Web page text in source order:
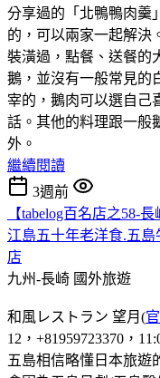
分享過的「北鴨鴨肉羹
的，可以兩家一起解決
裝潢過，點餐、送餐的
鵝，並沒有一般常見的
宰的，鵝肉可以選自己
話。其他的料理跟一般
外。
繼續閱讀
3週前
【tabelog百名店之58-
江島五十年老洋食.五島
店
九州-長崎 國外旅遊
和風レストラン 望月(
12，+81959723370，
五島相信略懂日本旅遊